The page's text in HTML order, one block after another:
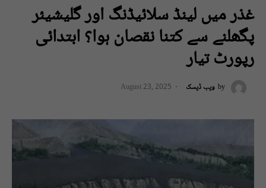
غذر میں لینڈ سلائیڈنگ اور گلیشیئر
پگھلنے سے کتنا نقصان ہوا؟ ابتدائی
رپورٹ تیار
by ویب ڈیسک August 23, 2025